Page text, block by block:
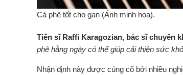
Cà phê tốt cho gan (Ảnh minh họa).
Tiến sĩ Raffi Karagozian, bác sĩ chuyên
phê hằng ngày có thể giúp cải thiện sức
Nhận định này được củng cố bởi nhiều